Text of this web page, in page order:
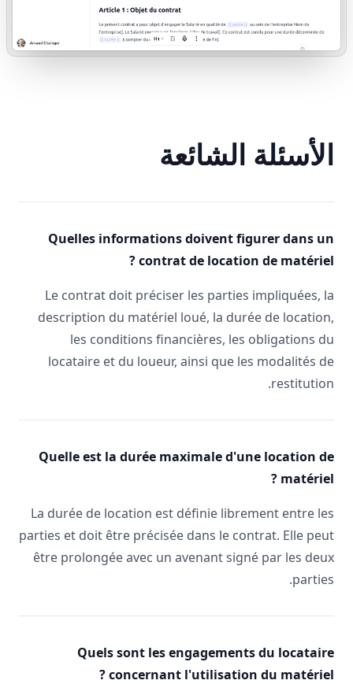
الأسئلة الشائعة
Quelles informations doivent figurer dans un
contrat de location de matériel ?
Le contrat doit préciser les parties impliquées, la
description du matériel loué, la durée de location,
les conditions financières, les obligations du
locataire et du loueur, ainsi que les modalités de
restitution.
Quelle est la durée maximale d'une location de
matériel ?
La durée de location est définie librement entre les
parties et doit être précisée dans le contrat. Elle peut
être prolongée avec un avenant signé par les deux
parties.
Quels sont les engagements du locataire
concernant l'utilisation du matériel ?